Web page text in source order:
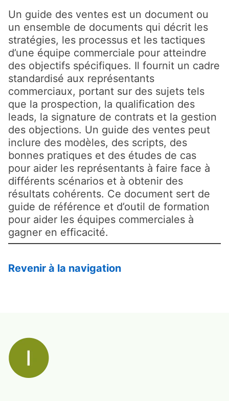
Un guide des ventes est un document ou
un ensemble de documents qui décrit les
stratégies, les processus et les tactiques
d’une équipe commerciale pour atteindre
des objectifs spécifiques. Il fournit un cadre
standardisé aux représentants
commerciaux, portant sur des sujets tels
que la prospection, la qualification des
leads, la signature de contrats et la gestion
des objections. Un guide des ventes peut
inclure des modèles, des scripts, des
bonnes pratiques et des études de cas
pour aider les représentants à faire face à
différents scénarios et à obtenir des
résultats cohérents. Ce document sert de
guide de référence et d’outil de formation
pour aider les équipes commerciales à
gagner en efficacité.
Revenir à la navigation